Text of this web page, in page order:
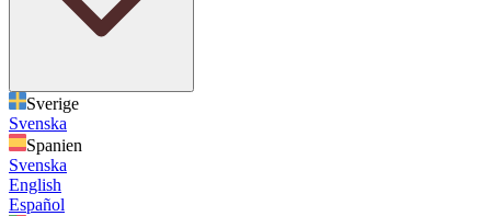
Sverige
Svenska
Spanien
Svenska
English
Español